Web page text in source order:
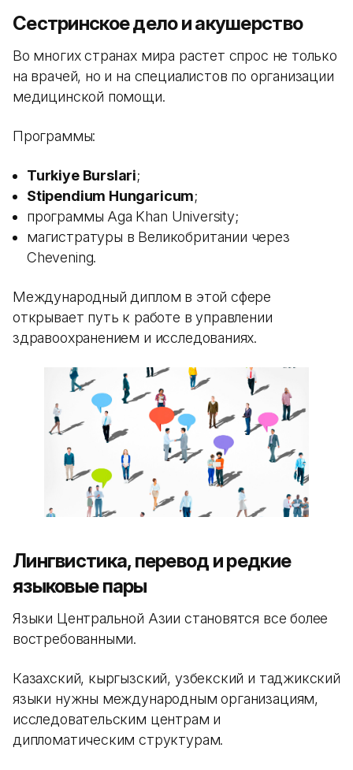
Сестринское дело и акушерство
Во многих странах мира растет спрос не только
на врачей, но и на специалистов по организации
медицинской помощи.
Программы:
Turkiye Burslari;
Stipendium Hungaricum;
программы Aga Khan University;
магистратуры в Великобритании через
Chevening.
Международный диплом в этой сфере
открывает путь к работе в управлении
здравоохранением и исследованиях.
Лингвистика, перевод и редкие
языковые пары
Языки Центральной Азии становятся все более
востребованными.
Казахский, кыргызский, узбекский и таджикский
языки нужны международным организациям,
исследовательским центрам и
дипломатическим структурам.